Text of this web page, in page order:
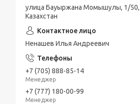
улица Бауыржана Момышулы, 1/
Казахстан
Ненашев Илья Андреевич
+7 (705) 888-85-14
Менеджер
+7 (777) 180-00-99
Менеджер